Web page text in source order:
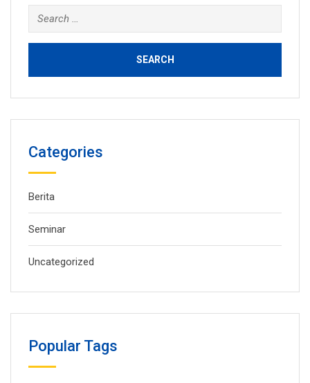
Search
for:
Categories
Berita
Seminar
Uncategorized
Popular Tags